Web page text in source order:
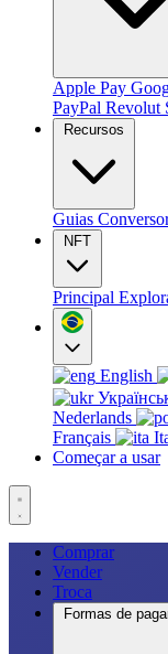
Apple Pay
PayPal Revolut
Recursos
Guias
NFT
Principal
English
Nederlands
Français
Começar a usar
Comprar
Vender
Troca
Formas de